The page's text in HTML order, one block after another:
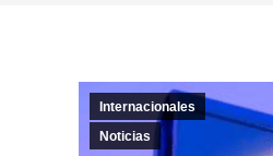
Internacionales
Noticias